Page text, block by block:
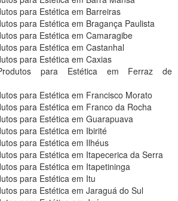
para Estética em Barreiras
para Estética em Bragança Paulista
para Estética em Camaragibe
para Estética em Castanhal
para Estética em Caxias
para Estética em Ferraz de
para Estética em Francisco Morato
para Estética em Franco da Rocha
para Estética em Guarapuava
para Estética em Ibirité
para Estética em Ilhéus
para Estética em Itapecerica da Serra
para Estética em Itapetininga
para Estética em Itu
para Estética em Jaraguá do Sul